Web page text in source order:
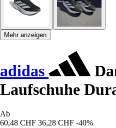
Mehr anzeigen
adidas
Laufschuhe
Ab
60,48 CHF 36,28 CHF -40%